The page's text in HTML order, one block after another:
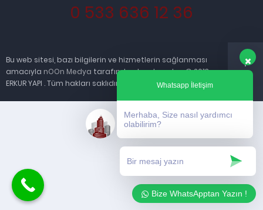
Whatsapp İletişim
Merhaba, Size nasıl yardımcı
olabilirim?
Bize WhatsApptan Yazın !
0 533 636 12 36
Bu web sitesi, bazı bilgilerin ve hizmetlerin sağlanması
amacıyla nOOn Medya tarafından kurulmuştur. © 2013
ERKUR YAPI . Tüm hakları saklıdır.